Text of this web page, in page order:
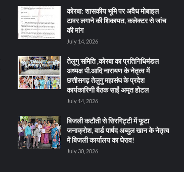
कोरबा: शासकीय भूमि पर अवैध मोबाइल
टावर लगाने की शिकायत, कलेक्टर से जांच
की मांग
July 14, 2026
तेलुगु समिति ,कोरबा का प्रतिनिधिमंडल
अध्यक्ष पी.आदि नारायण के नेतृत्व में
छत्तीसगढ़ तेलुगु महासंघ के प्रदेश
कार्यकारिणी बैठक साईं अमृत होटल
July 14, 2026
बिजली कटौती से सिरगिट्टी में फूटा
जनाक्रोश, वार्ड पार्षद अब्दुल खान के नेतृत्व
में बिजली कार्यालय का घेराव!
July 30, 2026